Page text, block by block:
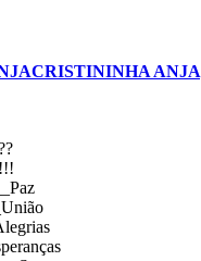
CRISTININHA ANJA